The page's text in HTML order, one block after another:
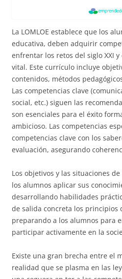
La LOMLOE establece que los
educativa, deben adquirir
enfrentar los retos del siglo XXI
vital. Este currículo incluye
contenidos, métodos
Las competencias clave
social, etc.) siguen las
son esenciales para el éxito
ambicioso. Las competencias
competencias clave con los
evaluación, asegurando
Los objetivos y las situaciones
los alumnos aplicar sus
desarrollando habilidades
de salida concreta los principios
preparando a los alumnos para
participar activamente en la
Existe una gran brecha entre el
realidad que se plasma en las